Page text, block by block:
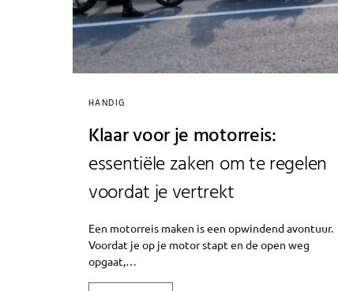
HANDIG
Klaar voor je motorreis:
essentiële zaken om te regelen
voordat je vertrekt
Een motorreis maken is een opwindend avontuur.
Voordat je op je motor stapt en de open weg
opgaat,…